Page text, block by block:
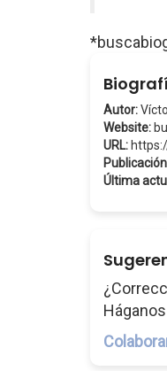
Autor:
Website:
URL:
Última